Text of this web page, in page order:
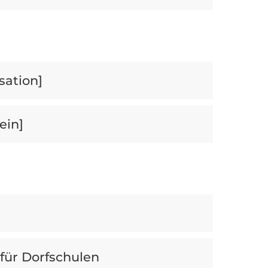
Dorfschulen